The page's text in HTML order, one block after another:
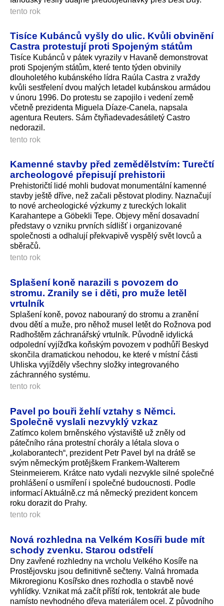
tento rok
Tisíce Kubánců vyšly do ulic. Kvůli obvinění
Castra protestují proti Spojeným státům
Tisíce Kubánců v pátek vyrazily v Havaně demonstrovat
proti Spojeným státům, které tento týden obvinily
dlouholetého kubánského lídra Raúla Castra z vraždy
kvůli sestřelení dvou malých letadel kubánskou armádou
v únoru 1996. Do protestu se zapojilo i vedení země
včetně prezidenta Miguela Díaze-Canela, napsala
agentura Reuters. Sám čtyřiadevadesá­tiletý Castro
nedorazil.
tento rok
Kamenné stavby před zemědělstvím: Turečtí
archeologové přepisují prehistorii
Prehistoričtí lidé mohli budovat monumentální kamenné
stavby ještě dříve, než začali pěstovat plodiny. Naznačují
to nové archeologické výzkumy z tureckých lokalit
Karahantepe a Göbekli Tepe. Objevy mění dosavadní
představy o vzniku prvních sídlišť i organizované
společnosti a odhalují překvapivě vyspělý svět lovců a
sběračů.
tento rok
Splašení koně narazili s povozem do
stromu. Zranily se i děti, pro muže letěl
vrtulník
Splašení koně, povoz nabouraný do stromu a zranění
dvou dětí a muže, pro něhož musel letět do Rožnova pod
Radhoštěm záchranářský vrtulník. Původně idylická
odpolední vyjížďka koňským povozem v podhůří Beskyd
skončila dramatickou nehodou, ke které v místní části
Uhliska vyjížděly všechny složky integrovaného
záchranného systému.
tento rok
Pavel po bouři žehlí vztahy s Němci.
Společně vyslali nezvyklý vzkaz
Zatímco kolem brněnského výstaviště už zněly od
pátečního rána protestní chorály a létala slova o
„kolaborantech“, prezident Petr Pavel byl na drátě se
svým německým protějškem Frankem-Walterem
Steinmeierem. Krátce nato vydali nezvykle silné společné
prohlášení o usmíření i společné budoucnosti. Podle
informací Aktuálně.cz má německý prezident koncem
roku dorazit do Prahy.
tento rok
Nová rozhledna na Velkém Kosíři bude mít
schody zvenku. Starou odstřelí
Dny zavřené rozhledny na vrcholu Velkého Kosíře na
Prostějovsku jsou definitivně sečteny. Valná hromada
Mikroregionu Kosířsko dnes rozhodla o stavbě nové
vyhlídky. Vznikat má začít příští rok, tentokrát ale bude
namísto nevhodného dřeva materiálem ocel. Z původního